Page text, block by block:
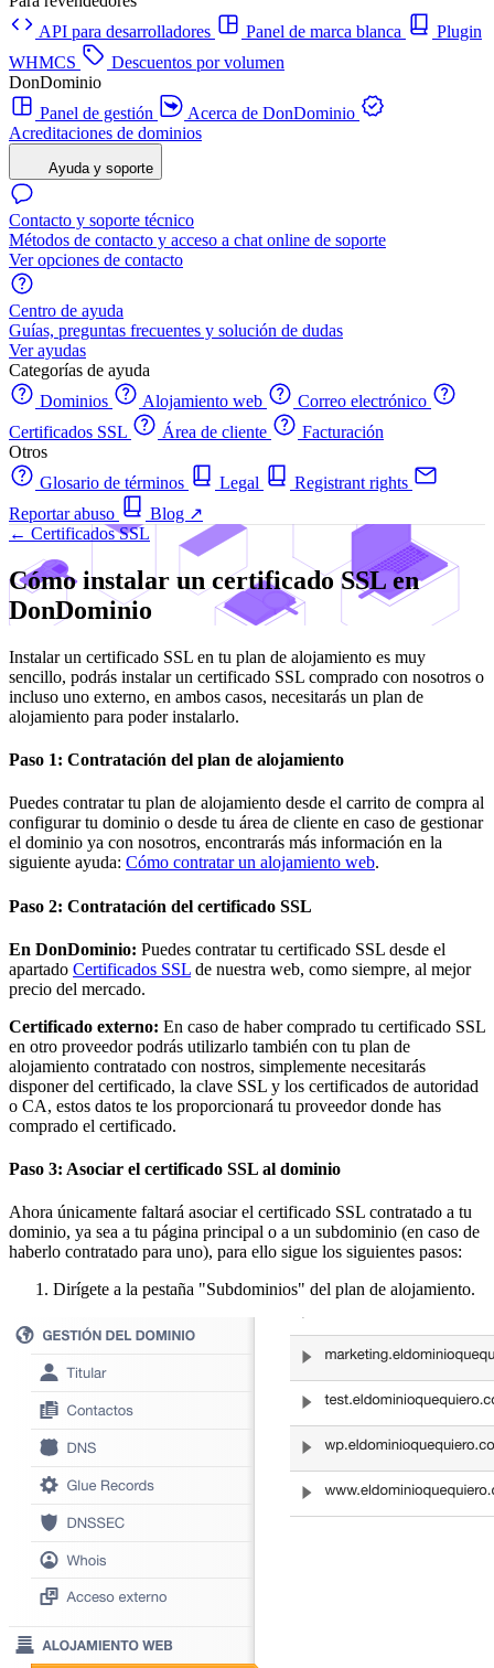
API para desarrolladores
Panel de marca blanca
Plugin
WHMCS
Descuentos por volumen
DonDominio
Panel de gestión
Acerca de DonDominio
Acreditaciones de dominios
Ayuda y soporte
Contacto y soporte técnico
Métodos de contacto y acceso a chat online de soporte
Ver opciones de contacto
Centro de ayuda
Guías, preguntas frecuentes y solución de dudas
Ver ayudas
Categorías de ayuda
Dominios
Alojamiento web
Correo electrónico
Certificados SSL
Área de cliente
Facturación
Otros
Glosario de términos
Legal
Registrant rights
Reportar abuso
Blog ↗
← Certificados SSL
Cómo instalar un certificado SSL en
DonDominio
Instalar un certificado SSL en tu plan de alojamiento es muy
sencillo, podrás instalar un certificado SSL comprado con nosotros o
incluso uno externo, en ambos casos, necesitarás un plan de
alojamiento para poder instalarlo.
Paso 1: Contratación del plan de alojamiento
Puedes contratar tu plan de alojamiento desde el carrito de compra al
configurar tu dominio o desde tu área de cliente en caso de gestionar
el dominio ya con nosotros, encontrarás más información en la
siguiente ayuda: Cómo contratar un alojamiento web.
Paso 2: Contratación del certificado SSL
En DonDominio: Puedes contratar tu certificado SSL desde el
apartado Certificados SSL de nuestra web, como siempre, al mejor
precio del mercado.
Certificado externo: En caso de haber comprado tu certificado SSL
en otro proveedor podrás utilizarlo también con tu plan de
alojamiento contratado con nostros, simplemente necesitarás
disponer del certificado, la clave SSL y los certificados de autoridad
o CA, estos datos te los proporcionará tu proveedor donde has
comprado el certificado.
Paso 3: Asociar el certificado SSL al dominio
Ahora únicamente faltará asociar el certificado SSL contratado a tu
dominio, ya sea a tu página principal o a un subdominio (en caso de
haberlo contratado para uno), para ello sigue los siguientes pasos:
Dirígete a la pestaña "Subdominios" del plan de alojamiento.